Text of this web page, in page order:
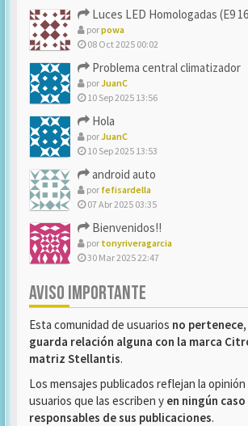
Luces LED Homologadas (E9
porpowa
08 Oct 2025 00:02
Problema central climatizador
porJuanC
10 Sep 2025 13:56
Hola
porJuanC
10 Sep 2025 13:53
android auto
por fefisardella
07 Abr 2025 03:35
Bienvenidos!!
por tonyriveragarcia
30 Mar 2025 22:47
AVISO IMPORTANTE
Esta comunidad de usuarios no
guarda relación alguna con la marca
matriz Stellantis.
Los mensajes publicados reflejan la
usuarios que las escriben y en ningún
responsables de sus publicaciones.